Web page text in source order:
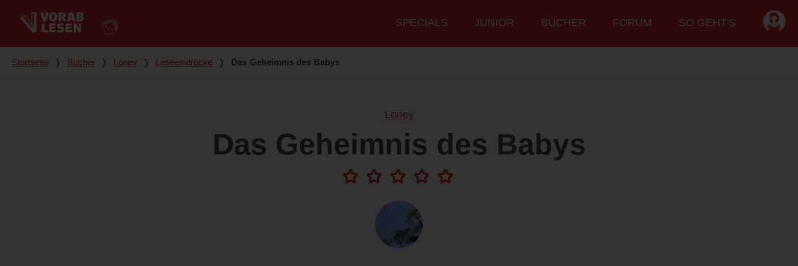
Hauptmenü
SPECIALS JUNIOR BÜCHER FORUM SO GEHT'S
Du bist hier
Startseite ❭ Bücher ❭ Loney ❭ Leseeindrücke ❭ Das Geheimnis des Babys
Loney
Das Geheimnis des Babys